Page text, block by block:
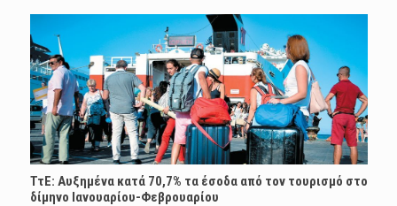
ΤτΕ: Αυξημένα κατά 70,7% τα έσοδα από τον τουρισμό στο
δίμηνο Ιανουαρίου-Φεβρουαρίου